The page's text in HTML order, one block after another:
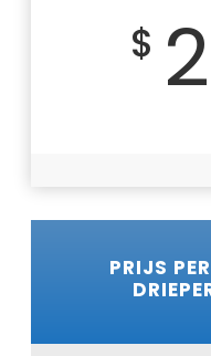
$
PRIJS